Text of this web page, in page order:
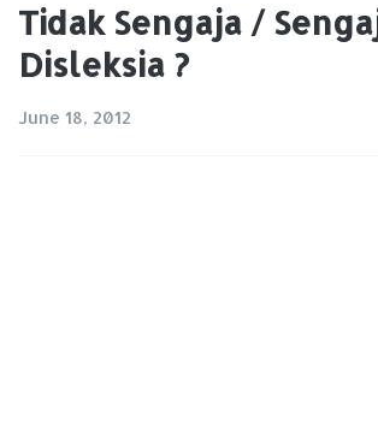
Tidak Sengaja /
Disleksia ?
June 18, 2012